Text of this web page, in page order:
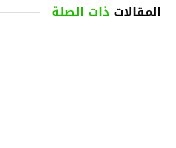
المقالات ذات الصلة